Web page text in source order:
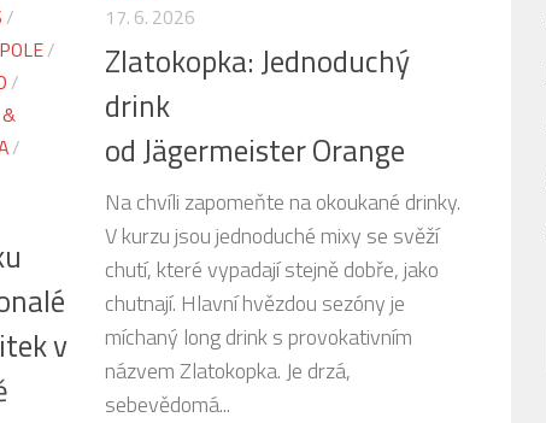
/
/
/
&
/
v
17. 6. 2026
Zlatokopka: Jednoduchý
drink
od Jägermeister Orange
Na chvíli zapomeňte na okoukané drinky.
V kurzu jsou jednoduché mixy se svěží
chutí, které vypadají stejně dobře, jako
chutnají. Hlavní hvězdou sezóny je
míchaný long drink s provokativním
názvem Zlatokopka. Je drzá,
sebevědomá...